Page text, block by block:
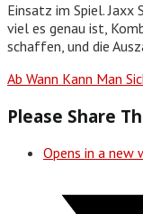
Einsatz im Spiel.
viel es genau ist,
schaffen, und die
Ab Wann Kann Man
Please Share
Opens in a new